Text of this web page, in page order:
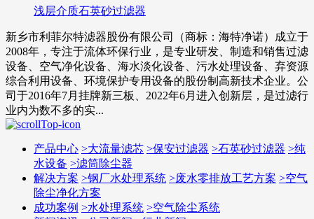
浅层介质石英砂过滤器
新乡市利菲尔特滤器股份有限公司（商标：海特净诺）成立于
2008年，专注于流体环保行业，是专业研发、制造和销售过滤
设备、空气净化设备、海水淡化设备、污水处理设备、弃资源
综合利用设备、环境保护专用设备的股份制高新技术企业。公
司于2016年7月挂牌新三板、2022年6月进入创新层，是过滤行
业内为数不多的实...
产品中心 >大流量滤芯 >保安过滤器 >石英砂过滤器 >纯
水设备 >滤筒除尘器
解决方案 >钢厂水处理系统 >废水零排放工艺方案 >空气
除尘净化方案
成功案例 >水处理系统 >空气除尘系统